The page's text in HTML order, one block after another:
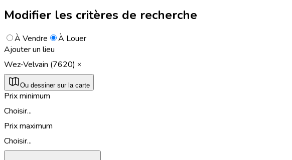
Modifier les critères de recherche
À Vendre
À Louer
Ajouter un lieu
Wez-Velvain (7620)
Ou dessiner sur la carte
Prix minimum
Choisir...
Prix maximum
Choisir...